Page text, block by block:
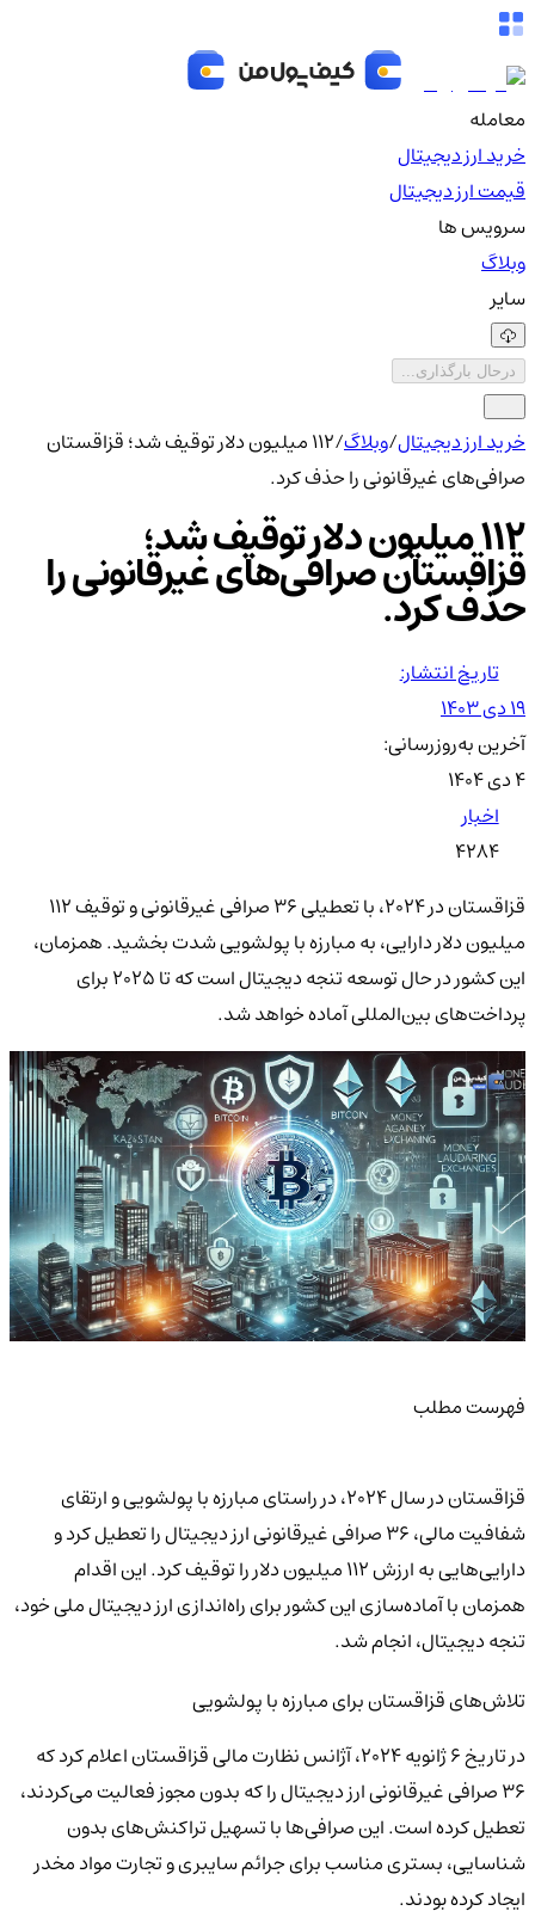
معامله
خرید ارز دیجیتال
قیمت ارز دیجیتال
سرویس ها
وبلاگ
سایر
درحال بارگذاری...
خرید ارز دیجیتال/وبلاگ/
112 میلیون دلار توقیف شد؛ قزاقستان
صرافی‌های غیرقانونی را حذف کرد.
112 میلیون دلار توقیف شد؛
قزاقستان صرافی‌های غیرقانونی را
حذف کرد.
تاریخ انتشار:
۱۹ دی ۱۴۰۳
آخرین به‌روزرسانی:
۴ دی ۱۴۰۴
اخبار
4284
قزاقستان در 2024، با تعطیلی 36 صرافی غیرقانونی و توقیف 112
میلیون دلار دارایی، به مبارزه با پولشویی شدت بخشید. همزمان،
این کشور در حال توسعه تنجه دیجیتال است که تا 2025 برای
پرداخت‌های بین‌المللی آماده خواهد شد.
فهرست مطلب
قزاقستان در سال 2024، در راستای مبارزه با پولشویی و ارتقای
شفافیت مالی، 36 صرافی غیرقانونی ارز دیجیتال را تعطیل کرد و
دارایی‌هایی به ارزش 112 میلیون دلار را توقیف کرد. این اقدام
همزمان با آماده‌سازی این کشور برای راه‌اندازی ارز دیجیتال ملی خود،
تنجه دیجیتال، انجام شد.
تلاش‌های قزاقستان برای مبارزه با پولشویی
در تاریخ 6 ژانویه 2024، آژانس نظارت مالی قزاقستان اعلام کرد که
36 صرافی غیرقانونی ارز دیجیتال را که بدون مجوز فعالیت می‌کردند،
تعطیل کرده است. این صرافی‌ها با تسهیل تراکنش‌های بدون
شناسایی، بستری مناسب برای جرائم سایبری و تجارت مواد مخدر
ایجاد کرده بودند.